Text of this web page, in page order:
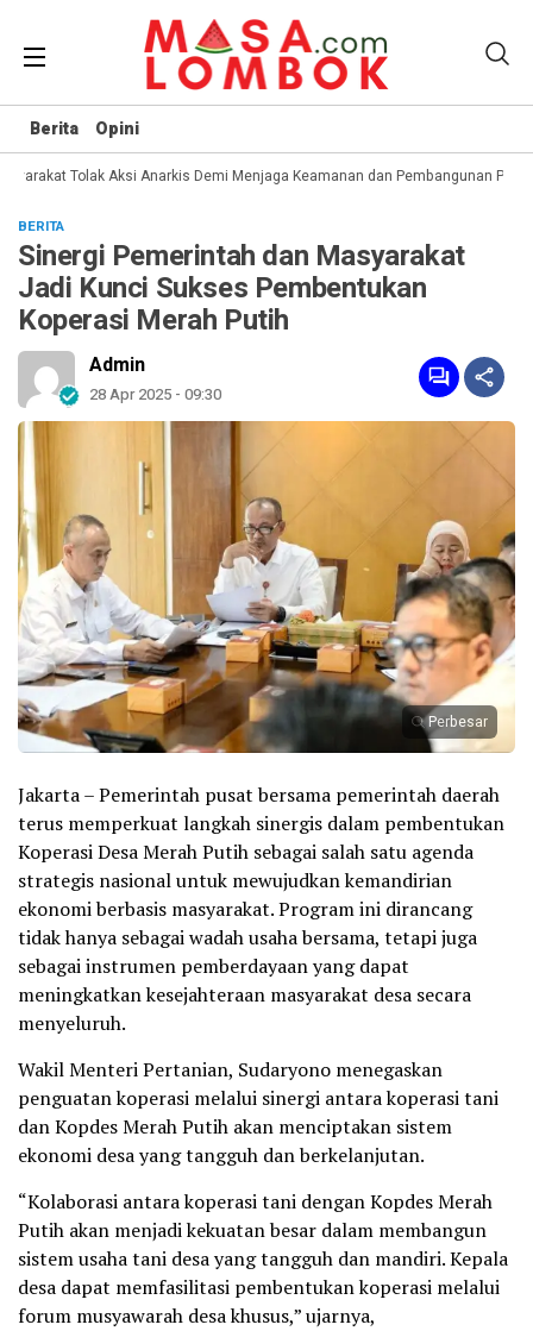
Berita Opini
Tolak Aksi Anarkis Demi Menjaga Keamanan dan Pembangunan Papua
BERITA
Sinergi Pemerintah dan Masyarakat
Jadi Kunci Sukses Pembentukan
Koperasi Merah Putih
Admin
28 Apr 2025 - 09:30
Perbesar
Jakarta – Pemerintah pusat bersama pemerintah daerah
terus memperkuat langkah sinergis dalam pembentukan
Koperasi Desa Merah Putih sebagai salah satu agenda
strategis nasional untuk mewujudkan kemandirian
ekonomi berbasis masyarakat. Program ini dirancang
tidak hanya sebagai wadah usaha bersama, tetapi juga
sebagai instrumen pemberdayaan yang dapat
meningkatkan kesejahteraan masyarakat desa secara
menyeluruh.
Wakil Menteri Pertanian, Sudaryono menegaskan
penguatan koperasi melalui sinergi antara koperasi tani
dan Kopdes Merah Putih akan menciptakan sistem
ekonomi desa yang tangguh dan berkelanjutan.
“Kolaborasi antara koperasi tani dengan Kopdes Merah
Putih akan menjadi kekuatan besar dalam membangun
sistem usaha tani desa yang tangguh dan mandiri. Kepala
desa dapat memfasilitasi pembentukan koperasi melalui
forum musyawarah desa khusus,” ujarnya,